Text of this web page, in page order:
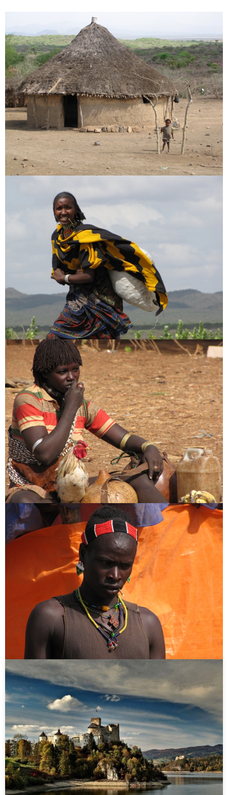
Fotók Kelet Afrika [:en]Africa[:hu]Afrika[:]
[:en]My Tour offers[:hu]Utazz velem külföldre[:] Afrika
Etiópia fotó ortodox kereszténység törzsek
utazás utazás ajánlat
About the author
Világlátott, világjárt, jártas a világban, mert világot járt.
Alternatív világjárás, alternatív világlátás.
165 ország, sok élmény, rengeteg tanulság, és
végeláthatatlan történetek. Itt a blogomban.
Related Posts